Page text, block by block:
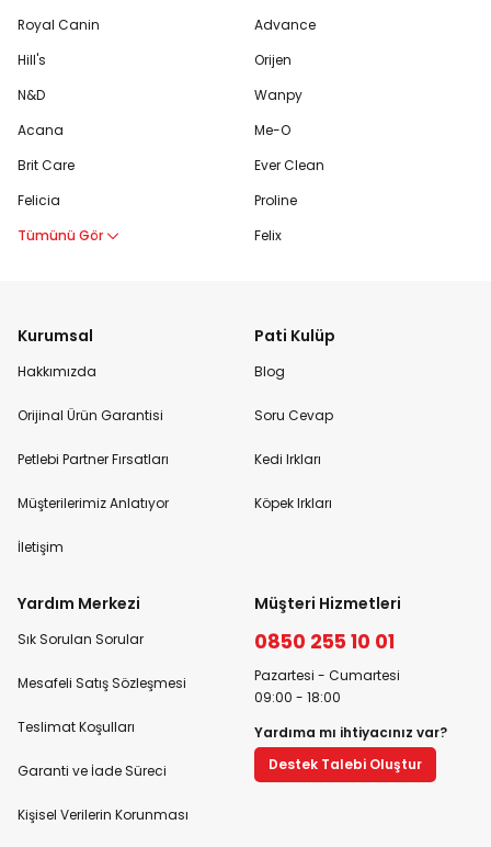
Royal Canin
Hill's
N&D
Acana
Brit Care
Felicia
Tümünü Gör
Advance
Orijen
Wanpy
Me-O
Ever Clean
Proline
Felix
Kurumsal
Hakkımızda
Orijinal Ürün Garantisi
Petlebi Partner Fırsatları
Müşterilerimiz Anlatıyor
İletişim
Pati Kulüp
Blog
Soru Cevap
Kedi Irkları
Köpek Irkları
Yardım Merkezi
Sık Sorulan Sorular
Mesafeli Satış Sözleşmesi
Teslimat Koşulları
Garanti ve İade Süreci
Kişisel Verilerin Korunması
Müşteri Hizmetleri
0850 255 10 01
Pazartesi - Cumartesi
09:00 - 18:00
Yardıma mı ihtiyacınız var?
Destek Talebi Oluştur